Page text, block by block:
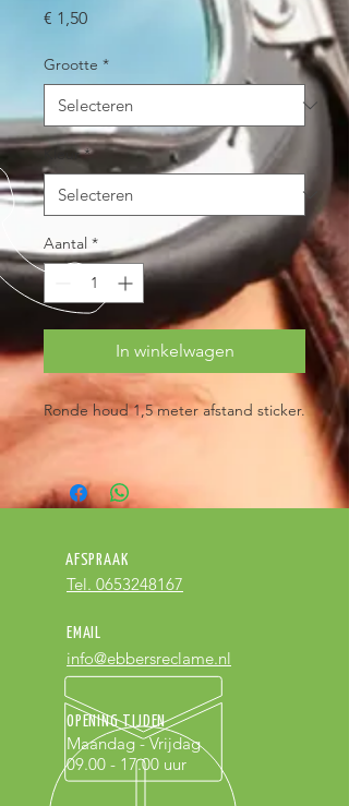
€ 1,50Prijs
Grootte *
Kleur *
Aantal *
In winkelwagen
Ronde houd 1,5 meter afstand sticker.
AFSPRAAK
Tel. 0653248167
EMAIL
info@ebbersreclame.nl
OPENING TIJDEN
Maandag - Vrijdag
09.00 - 17.00 uur